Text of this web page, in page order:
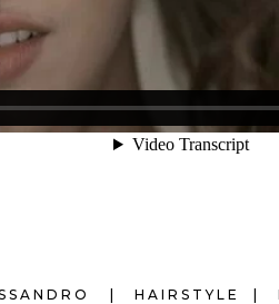
HAIRSTYLE